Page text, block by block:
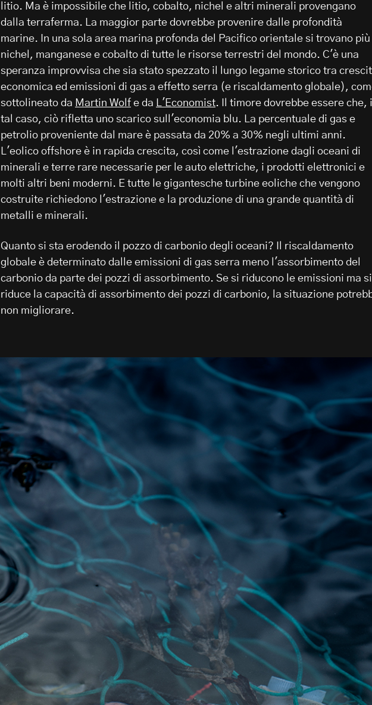
litio. Ma è impossibile che litio, cobalto, nichel e altri minerali provengano
dalla terraferma. La maggior parte dovrebbe provenire dalle profondità
marine. In una sola area marina profonda del Pacifico orientale si trovano più
nichel, manganese e cobalto di tutte le risorse terrestri del mondo. C'è una
speranza improvvisa che sia stato spezzato il lungo legame storico tra
economica ed emissioni di gas a effetto serra (e riscaldamento globale),
sottolineato da Martin Wolf e da L'Economist. Il timore dovrebbe essere che,
tal caso, ciò rifletta uno scarico sull'economia blu. La percentuale di gas e
petrolio proveniente dal mare è passata da 20% a 30% negli ultimi anni.
L'eolico offshore è in rapida crescita, così come l'estrazione dagli oceani di
minerali e terre rare necessarie per le auto elettriche, i prodotti elettronici e
molti altri beni moderni. E tutte le gigantesche turbine eoliche che vengono
costruite richiedono l'estrazione e la produzione di una grande quantità di
metalli e minerali.
Quanto si sta erodendo il pozzo di carbonio degli oceani? Il riscaldamento
globale è determinato dalle emissioni di gas serra meno l'assorbimento del
carbonio da parte dei pozzi di assorbimento. Se si riducono le emissioni ma si
riduce la capacità di assorbimento dei pozzi di carbonio, la situazione
non migliorare.